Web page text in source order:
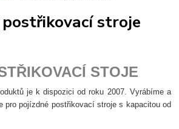
stroje
STOJE
je k dispozici od roku 2007. Vyrábíme a
pro pojízdné postřikovací stroje s kapacitou od